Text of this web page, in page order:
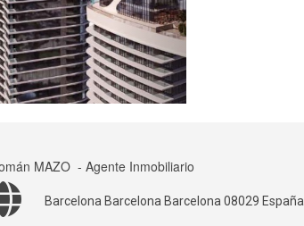
MAZO - Agente Inmobiliario
Barcelona Barcelona Barcelona 08029 España